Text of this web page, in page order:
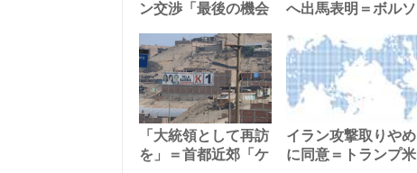
ン交渉「最後の機会
へ出馬表明＝ボルソ
「大統領として再訪
を」＝首都近郊「ケ
イラン攻撃取りやめ
に同意＝トランプ米